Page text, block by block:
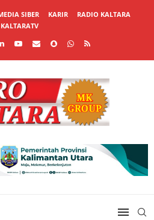
SIBER KARIR
RADIO KALTARA
KALTARATV